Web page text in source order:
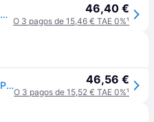
Barra de tracción HMS DD400 Premium - Noir 46,40 €
O 3 pagos de 15,46 € TAE 0%¹
Barra de tracción HMS DD400 Premium - Noir 46,56 €
O 3 pagos de 15,52 € TAE 0%¹